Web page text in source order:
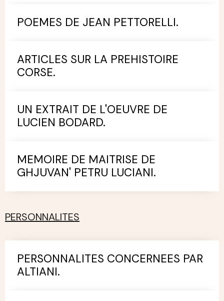
POEMES DE JEAN PETTORELLI.
ARTICLES SUR LA PREHISTOIRE
CORSE.
UN EXTRAIT DE L'OEUVRE DE
LUCIEN BODARD.
MEMOIRE DE MAITRISE DE
GHJUVAN' PETRU LUCIANI.
PERSONNALITES
PERSONNALITES CONCERNEES PAR
ALTIANI.